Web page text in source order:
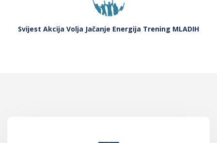
Svijest Akcija Volja Jačanje Energija Trening MLADIH